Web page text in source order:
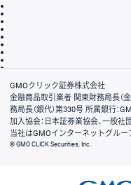
会社案内
GMOクリック証券株式会社
金融商品取引業者 関東財務局長（
務局長（銀代）第330号 所属銀行：
加入協会：日本証券業協会、一般
当社はGMOインターネットグルー
© GMO CLICK Securities, Inc.